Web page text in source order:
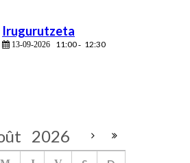
Irugurutzeta
13-09-2026 11:00- 12:30
2026